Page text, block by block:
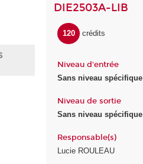
DIE2503A-LIB
120 crédits
Niveau d'entrée
Sans niveau spécifique
Niveau de sortie
Sans niveau spécifique
Responsable(s)
Lucie ROULEAU